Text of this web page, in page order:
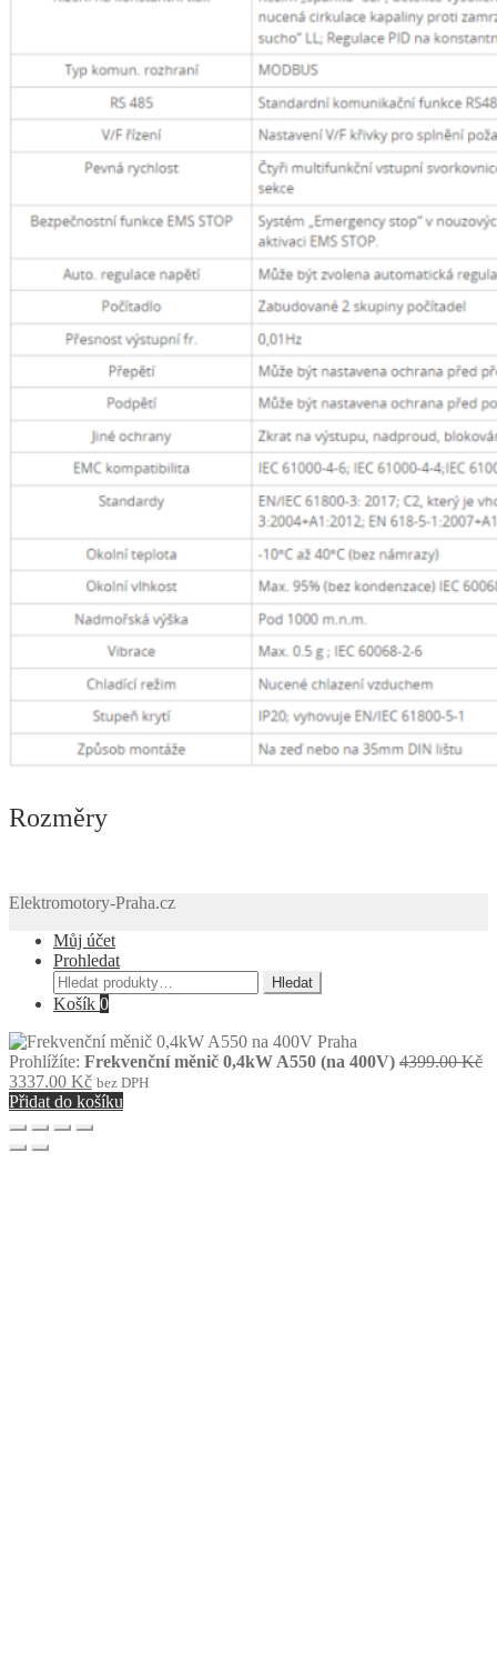
Rozměry
Elektromotory-Praha.cz
Můj účet
Prohledat
Hledat:
Hledat
Košík 0
Prohlížíte: Frekvenční měnič 0,4kW A550 (na 400V) 4399.00Kč
3337.00 KčAktuální
cena
je:
bez DPH
Přidat do košíku